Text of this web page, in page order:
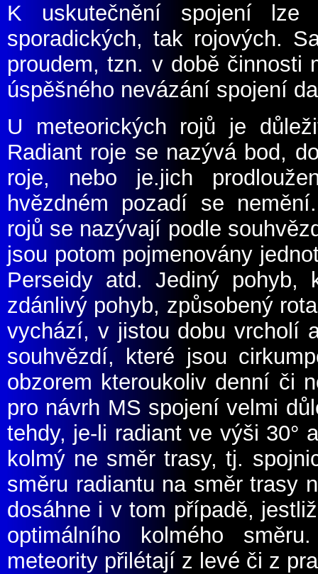
K uskutečnění spojení lze
sporadických, tak rojových.
proudem, tzn. v době činnosti
úspěšného nevázání spojení
U meteorických rojů je
Radiant roje se nazývá bod,
roje, nebo je.jich
hvězdném pozadí se
rojů se nazývají podle
jsou potom pojmenovány
Perseidy atd. Jediný pohyb,
zdánlivý pohyb, způsobený
vychází, v jistou dobu vrcholí
souhvězdí, které jsou
obzorem kteroukoliv denní či
pro návrh MS spojení velmi
tehdy, je-li radiant ve výši 30°
kolmý ne směr trasy, tj.
směru radiantu na směr trasy
dosáhne i v tom případě,
optimálního kolmého
meteority přilétají z levé či z